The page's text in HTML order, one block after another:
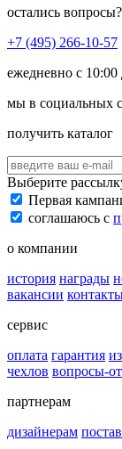
остались вопросы?
+7 (495) 266-10-57
ежедневно с 10:00
мы в социальных
получить каталог
Выберите
Первая
соглашаюсь с
о компании
история награды
вакансии
сервис
оплата гарантия
чехлов вопросы-
партнерам
дизайнерам